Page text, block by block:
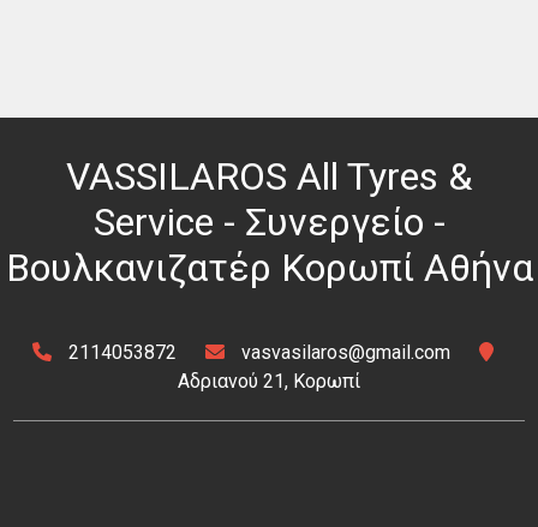
VASSILAROS All Tyres &
Service - Συνεργείο -
Βουλκανιζατέρ Κορωπί Αθήνα
2114053872
vasvasilaros@gmail.com
Αδριανού 21, Κορωπί